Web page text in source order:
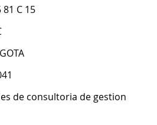
81 C 15
de consultoria de gestion